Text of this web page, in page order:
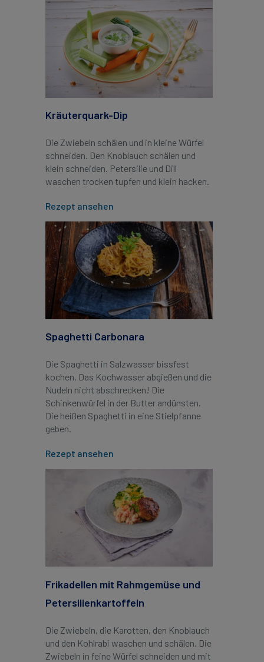
Kräuterquark-Dip
Die Zwiebeln schälen und in kleine Würfel
schneiden. Den Knoblauch schälen und
klein schneiden. Petersilie und Dill
waschen trocken tupfen und klein hacken.
Rezept ansehen
Spaghetti Carbonara
Die Spaghetti in Salzwasser bissfest
kochen. Das Kochwasser abgießen und die
Nudeln nicht abschrecken! Die
Schinkenwürfel in der Butter andünsten.
Die heißen Spaghetti in eine Stielpfanne
geben.
Rezept ansehen
Frikadellen mit Rahmgemüse und
Petersilienkartoffeln
Die Zwiebeln, die Karotten, den Knoblauch
und den Kohlrabi waschen und schälen. Die
Zwiebeln in feine Würfel schneiden und mit